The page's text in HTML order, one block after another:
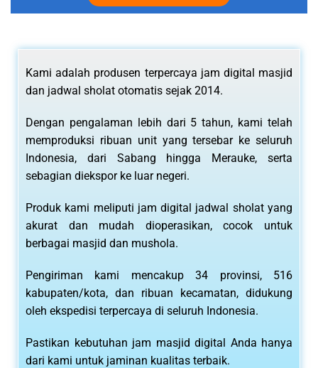
Kami adalah produsen terpercaya jam digital masjid
dan jadwal sholat otomatis sejak 2014.
Dengan pengalaman lebih dari 5 tahun, kami telah
memproduksi ribuan unit yang tersebar ke seluruh
Indonesia, dari Sabang hingga Merauke, serta
sebagian diekspor ke luar negeri.
Produk kami meliputi jam digital jadwal sholat yang
akurat dan mudah dioperasikan, cocok untuk
berbagai masjid dan mushola.
Pengiriman kami mencakup 34 provinsi, 516
kabupaten/kota, dan ribuan kecamatan, didukung
oleh ekspedisi terpercaya di seluruh Indonesia.
Pastikan kebutuhan jam masjid digital Anda hanya
dari kami untuk jaminan kualitas terbaik.